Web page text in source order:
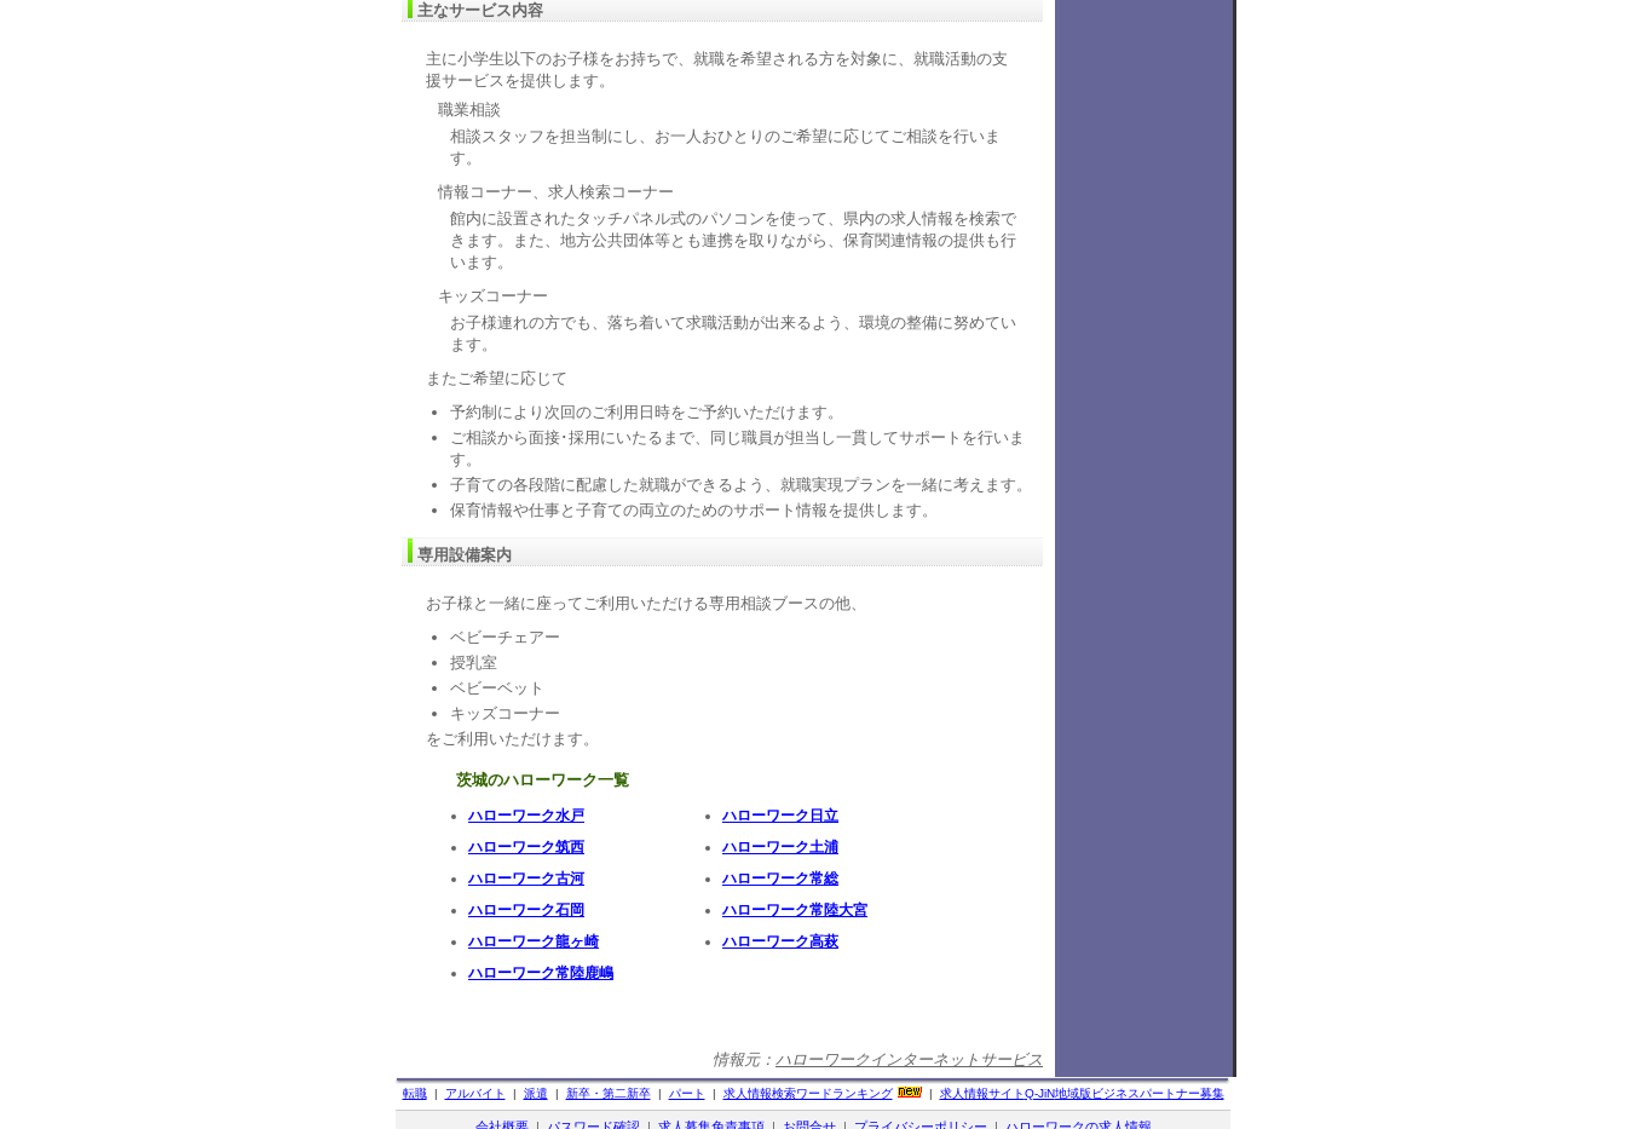
主なサービス内容
主に小学生以下のお子様をお持ちで、就職を希望される方を対象に、就職活動の支
援サービスを提供します。
職業相談
相談スタッフを担当制にし、お一人おひとりのご希望に応じてご相談を行いま
す。
情報コーナー、求人検索コーナー
館内に設置されたタッチパネル式のパソコンを使って、県内の求人情報を検索で
きます。また、地方公共団体等とも連携を取りながら、保育関連情報の提供も行
います。
キッズコーナー
お子様連れの方でも、落ち着いて求職活動が出来るよう、環境の整備に努めてい
ます。
またご希望に応じて
予約制により次回のご利用日時をご予約いただけます。
ご相談から面接･採用にいたるまで、同じ職員が担当し一貫してサポートを行いま
す。
子育ての各段階に配慮した就職ができるよう、就職実現プランを一緒に考えます。
保育情報や仕事と子育ての両立のためのサポート情報を提供します。
専用設備案内
お子様と一緒に座ってご利用いただける専用相談ブースの他、
ベビーチェアー
授乳室
ベビーベット
キッズコーナー
をご利用いただけます。
茨城のハローワーク一覧
ハローワーク水戸
ハローワーク日立
ハローワーク筑西
ハローワーク土浦
ハローワーク古河
ハローワーク常総
ハローワーク石岡
ハローワーク常陸大宮
ハローワーク龍ヶ崎
ハローワーク高萩
ハローワーク常陸鹿嶋
情報元： ハローワークインターネットサービス
転職| アルバイト | 派遣 | 新卒・第二新卒| パート | 求人情報検索ワードランキング | 求人情報サイトQ-JiN地域版ビジネスパートナー募集